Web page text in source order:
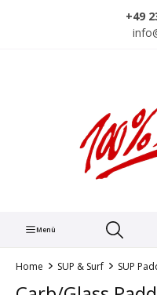
+49
Menü
Home SUP & Surf SUP